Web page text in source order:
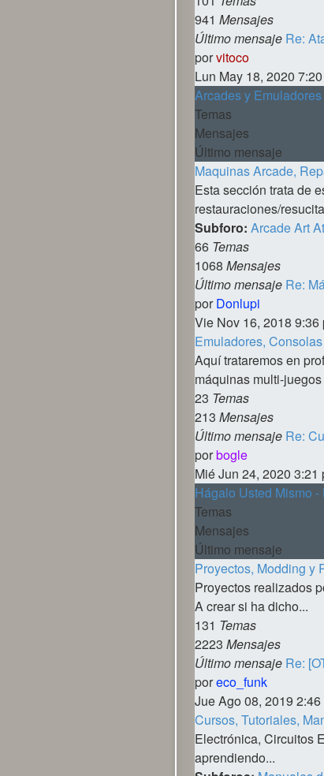
941 Mensajes
Último mensaje Re:
porvitoco
último
mensaje
Lun May 18, 2020
Arcades y Emuladores
Temas
Mensajes
Último mensaje
Maquinas Arcade,
Esta sección trata de
restauraciones/
Subforo: Arcade Art
66 Temas
1068 Mensajes
Último mensaje Re:
por Donlupi
último
mensaje
Vie Nov 16, 2018 9:36
Emuladores,
Aquí trataremos en
máquinas multi-
23 Temas
213 Mensajes
Último mensaje Re:
porbogle
último
mensaje
Mié Jun 24, 2020 3:21
Hágalo Usted Mismo -
Temas
Mensajes
Último mensaje
Proyectos, Modding y
Proyectos realizados
A crear si ha dicho...
131 Temas
2223 Mensajes
Último mensaje Re:
poreco_funk
último
mensaje
Jue Ago 08, 2019 2:46
Cursos, Tutoriales,
Electrónica, Circuitos
aprendiendo...